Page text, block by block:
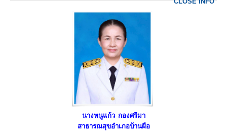
นางหนูแก้ว กองศรีมา
สาธารณสุขอำเภอบ้านผือ